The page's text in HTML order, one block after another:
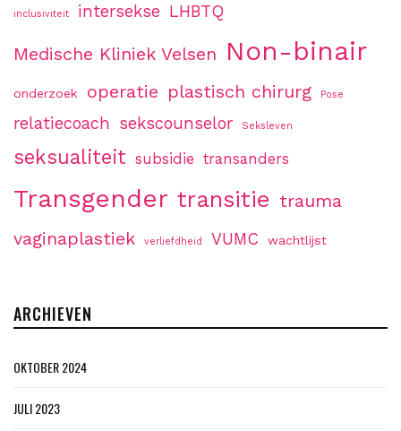
inclusiviteit intersekse LHBTQ
Medische Kliniek Velsen Non-binair
onderzoek operatie plastisch chirurg Pose
relatiecoach sekscounselor Seksleven
seksualiteit subsidie transanders
Transgender transitie trauma
vaginaplastiek
verliefdheid VUMC wachtlijst
ARCHIEVEN
OKTOBER 2024
JULI 2023